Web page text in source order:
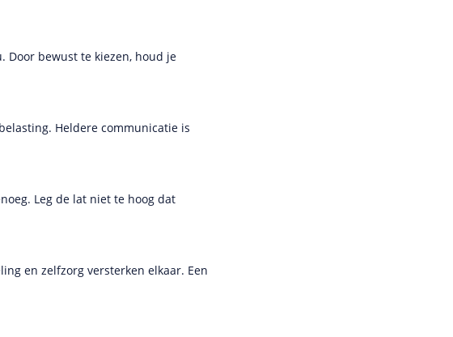
Door bewust te kiezen, houd je
Heldere communicatie is
Leg de lat niet te hoog dat
en zelfzorg versterken elkaar. Een